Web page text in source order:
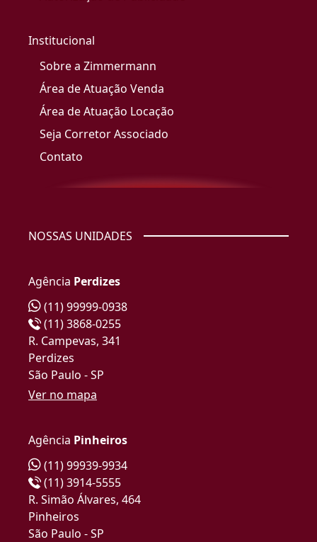
Institucional
Sobre a Zimmermann
Área de Atuação Venda
Área de Atuação Locação
Seja Corretor Associado
Contato
NOSSAS UNIDADES
Agência Perdizes
(11) 99999-0938
(11) 3868-0255
R. Campevas, 341
Perdizes
São Paulo - SP
Ver no mapa
Agência Pinheiros
(11) 99939-9934
(11) 3914-5555
R. Simão Álvares, 464
Pinheiros
São Paulo - SP